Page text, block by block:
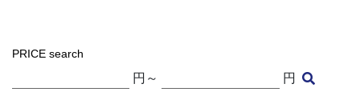
PRICE search
円～ 円